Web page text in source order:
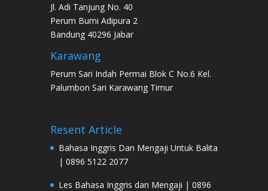
Jl. Adi Tanjung No. 40
Perum Bumi Adipura 2
Bandung 40296 Jabar
Karawang
Perum Sari Indah Permai Blok C No.6 Kel.
Palumbon Sari Karawang Timur
Resent Article
Bahasa Inggris Dan Mengaji Untuk Balita
| 0896 5122 2077
Les Bahasa Inggris dan Mengaji | 0896